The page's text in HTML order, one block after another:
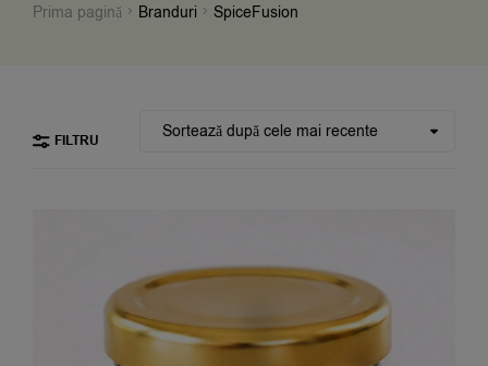
Prima pagină Branduri SpiceFusion
FILTRU